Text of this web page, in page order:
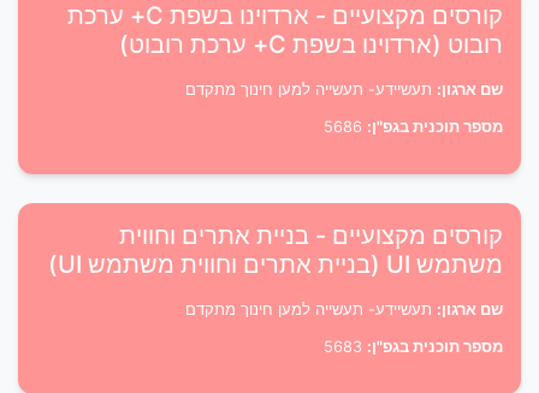
קורסים מקצועיים - ארדוינו בשפת C+ ערכת
רובוט (ארדוינו בשפת C+ ערכת רובוט)
שם ארגון: תעשיידע- תעשייה למען חינוך מתקדם
מספר תוכנית בגפ"ן:
קורסים מקצועיים - בניית אתרים וחווית
משתמש UI (בניית אתרים וחווית משתמש UI)
שם ארגון: תעשיידע- תעשייה למען חינוך מתקדם
מספר תוכנית בגפ"ן: